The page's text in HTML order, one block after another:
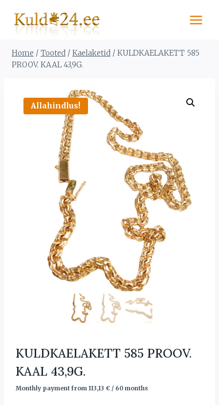
content
Home / Tooted / Kaelaketid / KULDKAELAKETT 585
PROOV. KAAL 43,9G.
Allahindlus!
KULDKAELAKETT 585 PROOV.
KAAL 43,9G.
Monthly payment from 113,13 € / 60 months